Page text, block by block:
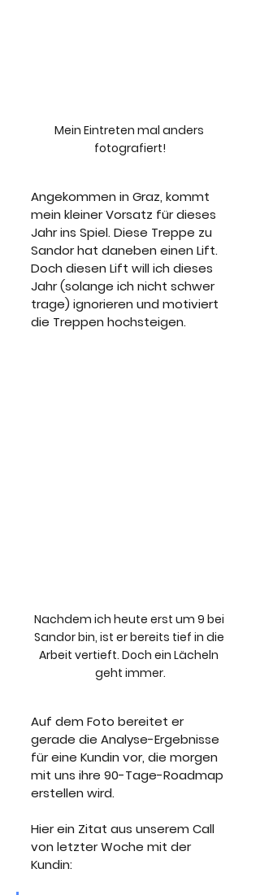
Mein Eintreten mal anders
fotografiert!
Angekommen in Graz, kommt
mein kleiner Vorsatz für dieses
Jahr ins Spiel. Diese Treppe zu
Sandor hat daneben einen Lift.
Doch diesen Lift will ich dieses
Jahr (solange ich nicht schwer
trage) ignorieren und motiviert
die Treppen hochsteigen.
Nachdem ich heute erst um 9 bei
Sandor bin, ist er bereits tief in die
Arbeit vertieft. Doch ein Lächeln
geht immer.
Auf dem Foto bereitet er
gerade die Analyse-Ergebnisse
für eine Kundin vor, die morgen
mit uns ihre 90-Tage-Roadmap
erstellen wird.
Hier ein Zitat aus unserem Call
von letzter Woche mit der
Kundin: